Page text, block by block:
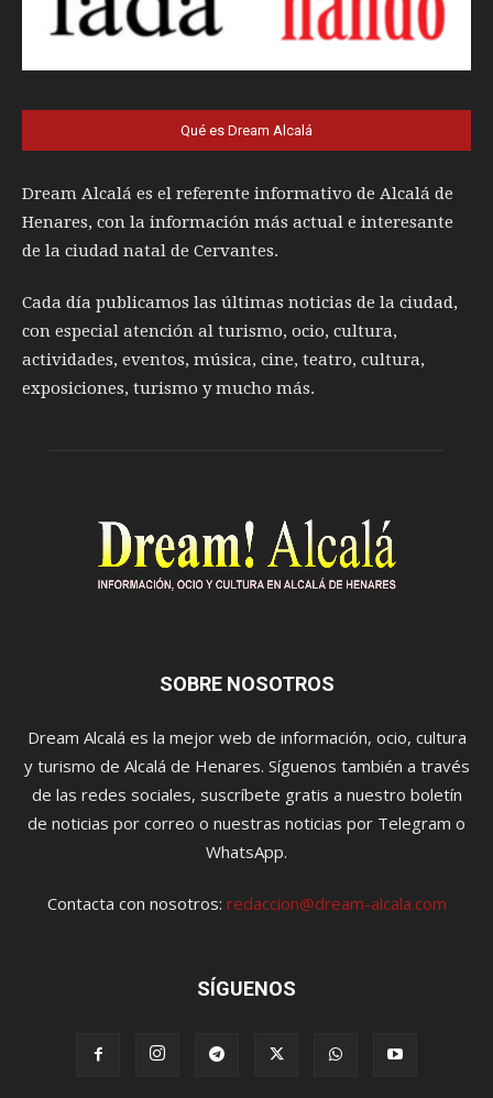
Qué es Dream Alcalá
Dream Alcalá es el referente informativo de Alcalá de
Henares, con la información más actual e interesante
de la ciudad natal de Cervantes.
Cada día publicamos las últimas noticias de la ciudad,
con especial atención al turismo, ocio, cultura,
actividades, eventos, música, cine, teatro, cultura,
exposiciones, turismo y mucho más.
SOBRE NOSOTROS
Dream Alcalá es la mejor web de información, ocio, cultura
y turismo de Alcalá de Henares. Síguenos también a través
de las redes sociales, suscríbete gratis a nuestro boletín
de noticias por correo o nuestras noticias por Telegram o
WhatsApp.
Contacta con nosotros: redaccion@dream-alcala.com
SÍGUENOS